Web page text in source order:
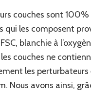
couches sont
qui les composent
blanchie à
couches ne
les
Nous avons ainsi,